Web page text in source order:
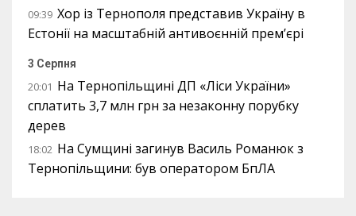
09:39 Хор із Тернополя представив Україну в
Естонії на масштабній антивоєнній прем’єрі
3 Серпня
20:01 На Тернопільщині ДП «Ліси України»
сплатить 3,7 млн грн за незаконну порубку
дерев
18:02 На Сумщині загинув Василь Романюк з
Тернопільщини: був оператором БпЛА